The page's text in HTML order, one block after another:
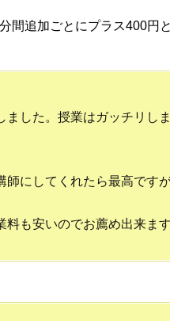
間追加ごとにプラス400円
した。授業はガッチリし
にしてくれたら最高です
も安いのでお薦め出来ます